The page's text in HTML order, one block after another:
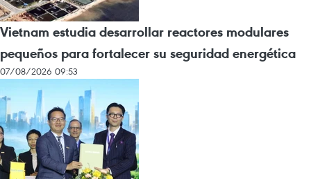
Vietnam estudia desarrollar reactores modulares
pequeños para fortalecer su seguridad energética
07/08/2026 09:53